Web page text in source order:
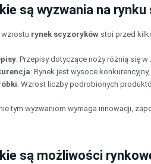
są wyzwania na
rynek scyzoryków stoi przed
: Przepisy dotyczące noży różnią się
: Rynek jest wysoce
: Wzrost liczby podrobionych
tym wyzwaniom wymaga innowacji,
są możliwości